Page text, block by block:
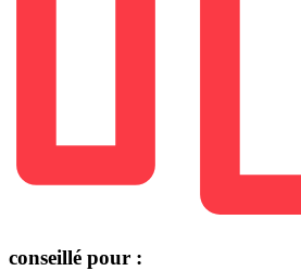
conseillé pour :